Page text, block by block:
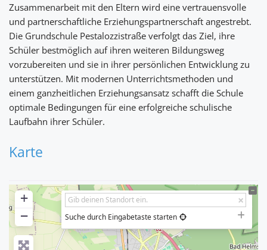
Zusammenarbeit mit den Eltern wird eine vertrauensvolle
und partnerschaftliche Erziehungspartnerschaft angestrebt.
Die Grundschule Pestalozzistraße verfolgt das Ziel, ihre
Schüler bestmöglich auf ihren weiteren Bildungsweg
vorzubereiten und sie in ihrer persönlichen Entwicklung zu
unterstützen. Mit modernen Unterrichtsmethoden und
einem ganzheitlichen Erziehungsansatz schafft die Schule
optimale Bedingungen für eine erfolgreiche schulische
Laufbahn ihrer Schüler.
Karte
+
−
Suche durch Eingabetaste starten